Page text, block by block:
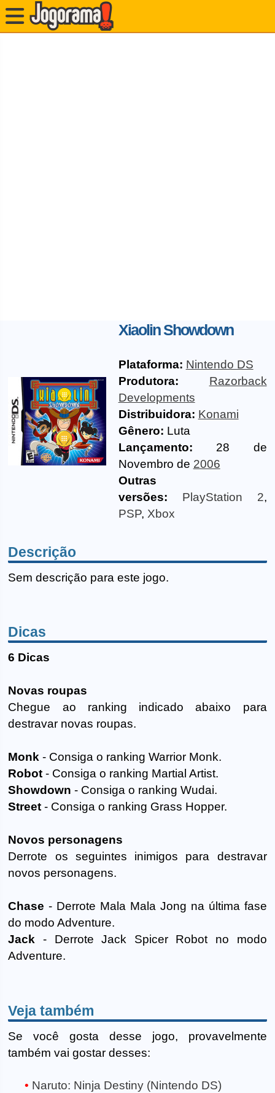
Xiaolin Showdown
Plataforma: Nintendo DS
Produtora:
Razorback
Developments
Distribuidora: Konami
Gênero: Luta
Lançamento: 28 de
Novembro de 2006
Outras
versões:
PlayStation 2,
PSP, Xbox
Descrição
Sem descrição para este jogo.
Dicas
6 Dicas
Novas roupas
Chegue ao ranking indicado abaixo para
destravar novas roupas.
Monk - Consiga o ranking Warrior Monk.
Robot - Consiga o ranking Martial Artist.
Showdown - Consiga o ranking Wudai.
Street - Consiga o ranking Grass Hopper.
Novos personagens
Derrote os seguintes inimigos para destravar
novos personagens.
Chase - Derrote Mala Mala Jong na última fase
do modo Adventure.
Jack - Derrote Jack Spicer Robot no modo
Adventure.
Veja também
Se você gosta desse jogo, provavelmente
também vai gostar desses:
Naruto: Ninja Destiny (Nintendo DS)